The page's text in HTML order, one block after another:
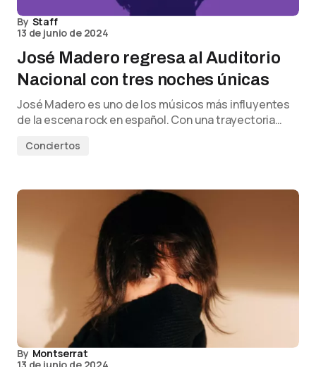
By Staff
13 de junio de 2024
José Madero regresa al Auditorio
Nacional con tres noches únicas
José Madero es uno de los músicos más influyentes
de la escena rock en español. Con una trayectoria…
Conciertos
By Montserrat
13 de junio de 2024